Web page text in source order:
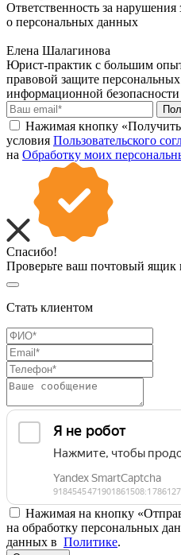
Ответственность за нарушения
о персональных данных
Елена Шалагинова
Юрист-практик с большим
правовой защите
информационной безопасности
Нажимая кнопку
условия Пользовательского
на Обработку моих
Спасибо!
Проверьте ваш почтовый ящик
Стать клиентом
Нажимая на кнопку
на обработку персональных
данных в Политике.